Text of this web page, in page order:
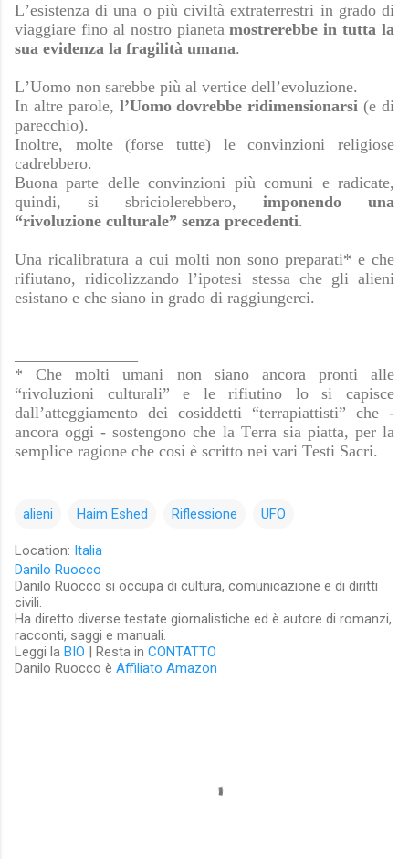
L’esistenza di una o più civiltà extraterrestri in grado di
viaggiare fino al nostro pianetamostrerebbe in tutta la
sua evidenza la fragilità umana.
L’Uomo non sarebbe più al vertice dell’evoluzione.
In altre parole, l’Uomo dovrebbe ridimensionarsi (e di
parecchio).
Inoltre, molte (forse tutte) le convinzioni religiose
cadrebbero.
Buona parte delle convinzioni più comuni e radicate,
quindi, si sbriciolerebbero, imponendo una
“rivoluzione culturale” senza precedenti.
Una ricalibratura a cui molti non sono preparati* e che
rifiutano, ridicolizzando l’ipotesi stessa che gli alieni
esistano e che siano in grado di raggiungerci.
* Che molti umani non siano ancora pronti alle
“rivoluzioni culturali” e le rifiutino lo si capisce
dall’atteggiamento dei cosiddetti “terrapiattisti” che -
ancora oggi - sostengono che la Terra sia piatta, per la
semplice ragione che così è scritto nei vari Testi Sacri.
alieni Haim Eshed Riflessione UFO
Location: Italia
Danilo Ruocco
Danilo Ruocco si occupa di cultura, comunicazione e di diritti
civili.
Ha diretto diverse testate giornalistiche ed è autore di romanzi,
racconti, saggi e manuali.
Leggi la BIO | Resta in CONTATTO
Danilo Ruocco è Affiliato Amazon